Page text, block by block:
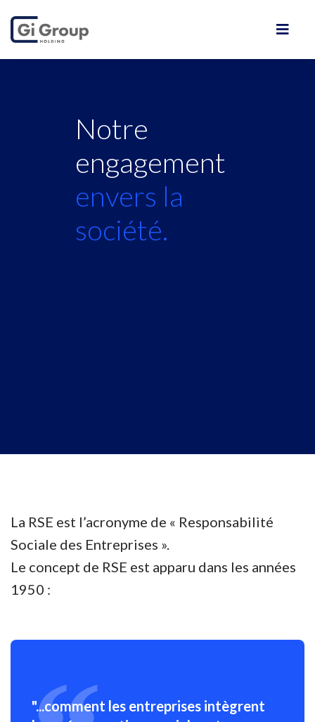
Notre
engagement
envers la
société.
La RSE est l’acronyme de « Responsabilité
Sociale des Entreprises ».
Le concept de RSE est apparu dans les années
1950 :
"...comment les entreprises intègrent